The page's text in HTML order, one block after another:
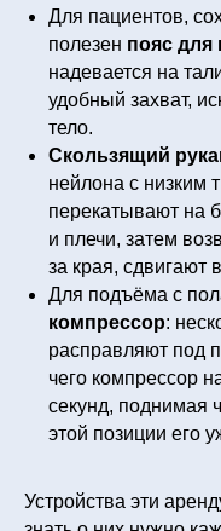
Для пациентов,
полезен пояс для
надевается на
удобный захват,
тело.
Скользящий
нейлона с низким
перекатывают на
и плечи, затем
за края, сдвигают
Для подъёма с
компрессор:
расправляют под
чего компрессор
секунд, поднимая
этой позиции его
Устройства эти